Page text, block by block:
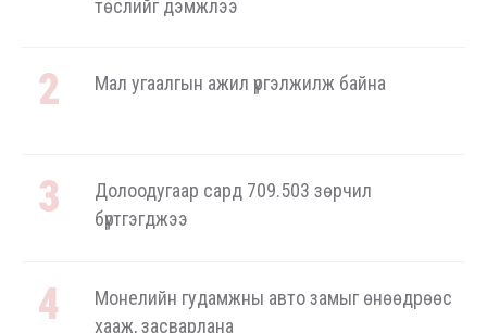
төслийг дэмжлээ
Мал угаалгын ажил үргэлжилж байна
Долоодугаар сард 709.503 зөрчил
бүртгэгджээ
Монелийн гудамжны авто замыг өнөөдрөөс
хааж, засварлана